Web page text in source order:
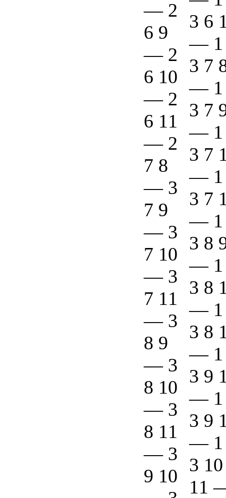
— 2
6 9
— 2
6 10
— 2
6 11
— 2
7 8
— 3
7 9
— 3
7 10
— 3
7 11
— 3
8 9
— 3
8 10
— 3
8 11
— 3
9 10
3 6
— 1
3 7
— 1
3 7
— 1
3 7
— 1
3 7
— 1
3 8
— 1
3 8
— 1
3 8
— 1
3 9
— 1
3 9
— 1
3 10
11